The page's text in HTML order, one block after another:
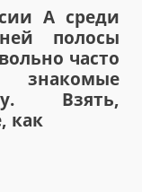
А среди
полосы
часто
знакомые
Взять,
как